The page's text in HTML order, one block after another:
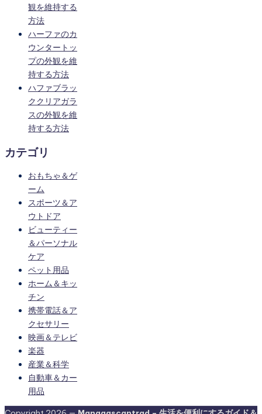
観を維持する
方法
ハーファのカ
ウンタートッ
プの外観を維
持する方法
ハファブラッ
ククリアガラ
スの外観を維
持する方法
カテゴリ
おもちゃ＆ゲ
ーム
スポーツ＆ア
ウトドア
ビューティー
＆パーソナル
ケア
ペット用品
ホーム＆キッ
チン
携帯電話＆ア
クセサリー
映画＆テレビ
楽器
産業＆科学
自動車＆カー
用品